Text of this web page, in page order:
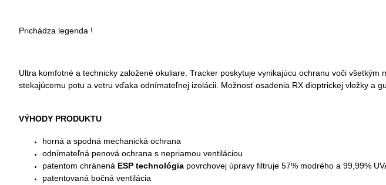
Prichádza legenda !
Ultra komfotné a technicky založené okuliare. Tracker poskytuje vynikajúcu ochranu voči
stekajúcemu potu a vetru vďaka odnímateľnej izolácii. Možnosť osadenia RX dioptrickej vložky a
VÝHODY PRODUKTU
horná a spodná mechanická ochrana
odnímateľná penová ochrana s nepriamou ventiláciou
patentom chránená ESP technológia povrchovej úpravy filtruje 57% modrého a 99,99%
patentovaná bočná ventilácia